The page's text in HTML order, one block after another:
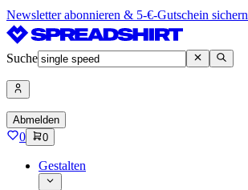
Newsletter abonnieren & 5-€-Gutschein sichern
Suche
Abmelden
0 0
Gestalten